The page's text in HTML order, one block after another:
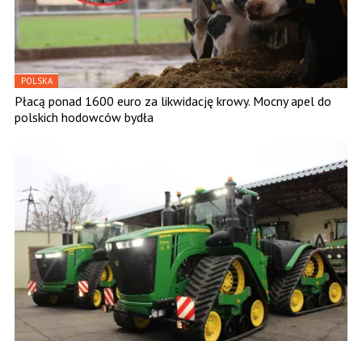
POLSKA
Płacą ponad 1600 euro za likwidację krowy. Mocny apel do
polskich hodowców bydła